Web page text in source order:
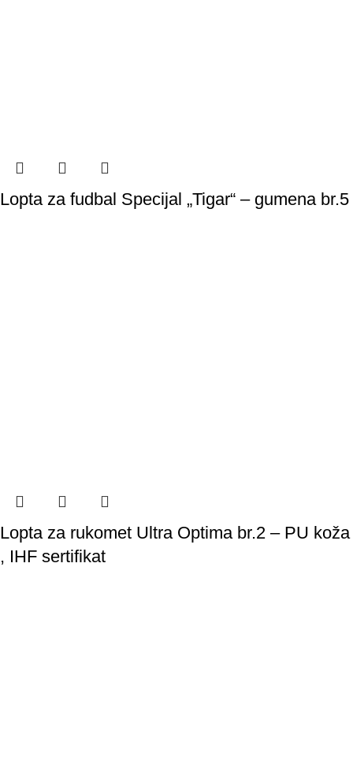
Lopta za fudbal Specijal „Tigar“ – gumena br.5
Lopta za rukomet Ultra Optima br.2 – PU koža
, IHF sertifikat